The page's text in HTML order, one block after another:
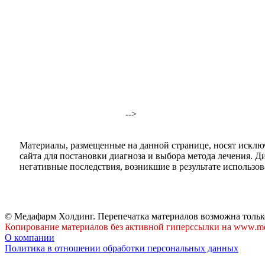
-->
Материалы, размещенные на данной странице, носят
сайта для постановки диагноза и выбора метода лечения.
негативные последствия, возникшие в результате
© Медафарм Холдинг. Перепечатка материалов возможна
Копирование материалов без активной гиперссылки на
О компании
Политика в отношении обработки персональных данных